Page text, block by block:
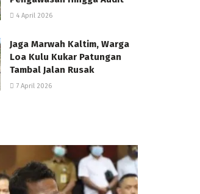
4 April 2026
Jaga Marwah Kaltim, Warga
Loa Kulu Kukar Patungan
Tambal Jalan Rusak
7 April 2026